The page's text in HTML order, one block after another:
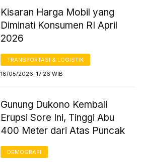
Kisaran Harga Mobil yang
Diminati Konsumen RI April
2026
TRANSPORTASI & LOGISTIK
18/05/2026, 17:26 WIB
Gunung Dukono Kembali
Erupsi Sore Ini, Tinggi Abu
400 Meter dari Atas Puncak
DEMOGRAFI